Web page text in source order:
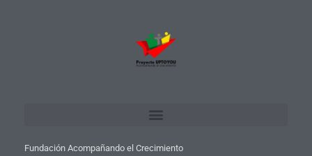
Fundación Acompañando el Crecimiento